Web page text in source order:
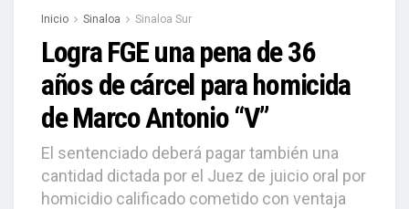
Inicio Sinaloa Sinaloa Sur
Logra FGE una pena de 36
años de cárcel para homicida
de Marco Antonio “V”
El sentenciado deberá pagar también una
cantidad dictada por el Juez de juicio oral por
homicidio calificado cometido con ventaja